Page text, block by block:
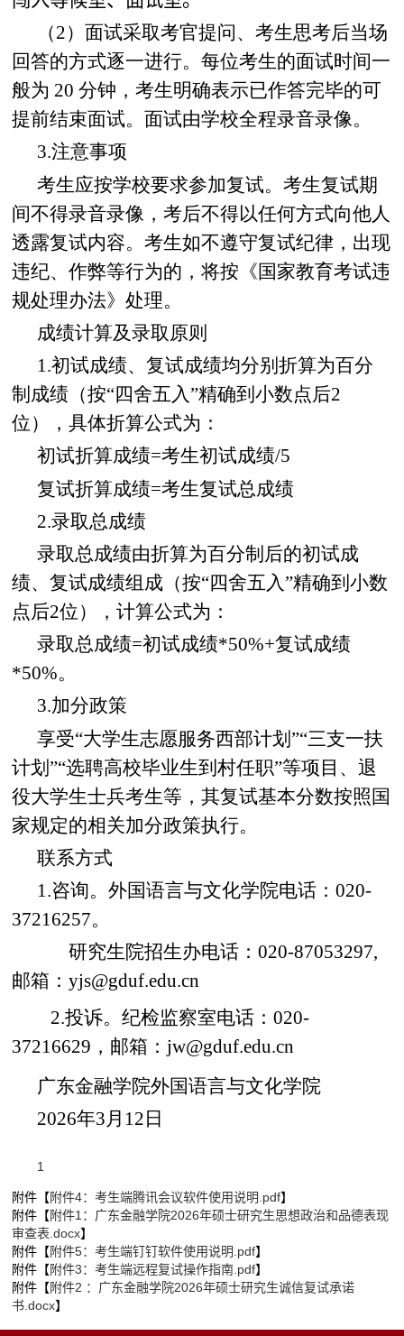
（2）面试采取考官提问、考生思考后当场
回答的方式逐一进行。每位考生的面试时间一
般为 20 分钟，考生明确表示已作答完毕的可
提前结束面试。面试由学校全程录音录像。
3.注意事项
考生应按学校要求参加复试。考生复试期
间不得录音录像，考后不得以任何方式向他人
透露复试内容。考生如不遵守复试纪律，出现
违纪、作弊等行为的，将按《国家教育考试违
规处理办法》处理。
成绩计算及录取原则
1.初试成绩、复试成绩均分别折算为百分
制成绩（按“四舍五入”精确到小数点后2
位），具体折算公式为：
初试折算成绩=考生初试成绩/5
复试折算成绩=考生复试总成绩
2.录取总成绩
录取总成绩由折算为百分制后的初试成
绩、复试成绩组成（按“四舍五入”精确到小数
点后2位），计算公式为：
录取总成绩=初试成绩*50%+复试成绩
*50%。
3.加分政策
享受“大学生志愿服务西部计划”“三支一扶
计划”“选聘高校毕业生到村任职”等项目、退
役大学生士兵考生等，其复试基本分数按照国
家规定的相关加分政策执行。
联系方式
1.咨询。外国语言与文化学院电话：020-
37216257。
研究生院招生办电话：020-87053297,
邮箱：yjs@gduf.edu.cn
2.投诉。纪检监察室电话：020-
37216629，邮箱：jw@gduf.edu.cn
广东金融学院外国语言与文化学院
2026年3月12日
1
附件【附件4：考生端腾讯会议软件使用说明.pdf】
附件【附件1：广东金融学院2026年硕士研究生思想政治和品德表现
审查表.docx】
附件【附件5：考生端钉钉软件使用说明.pdf】
附件【附件3：考生端远程复试操作指南.pdf】
附件【附件2 ：广东金融学院2026年硕士研究生诚信复试承诺
书.docx】